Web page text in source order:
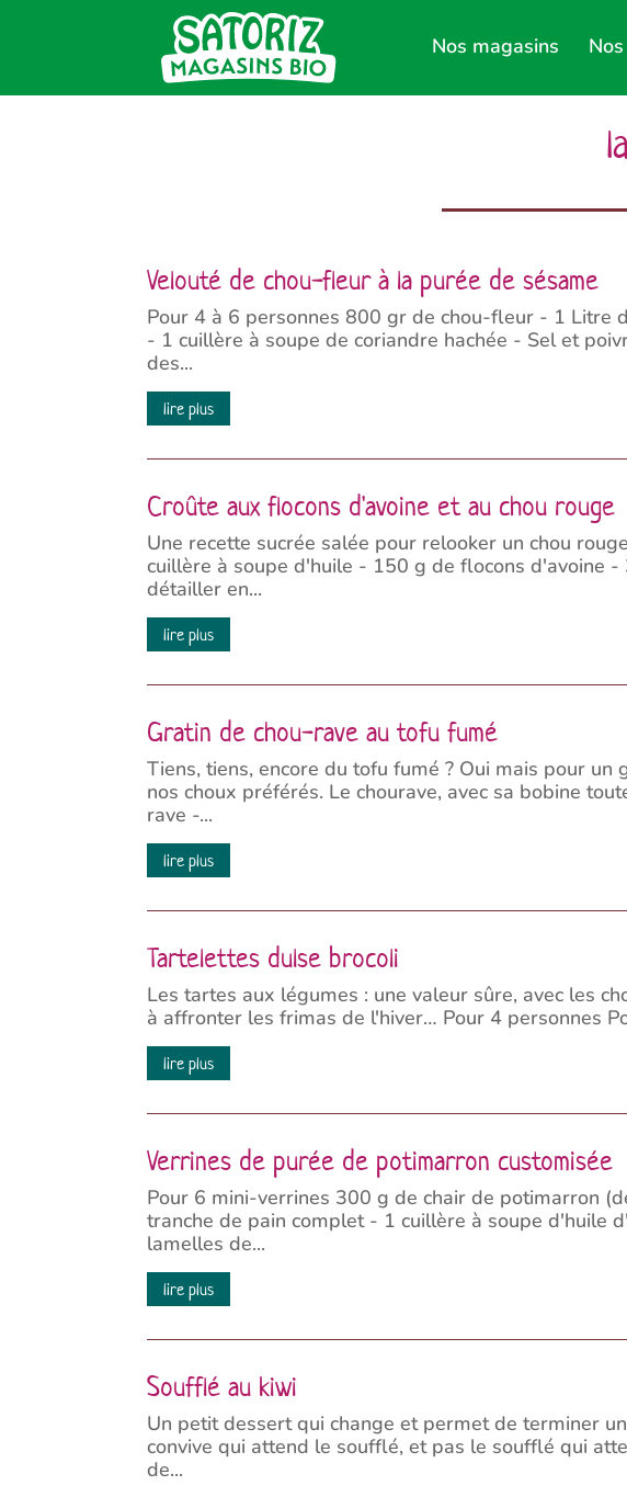
Nos magasins
Velouté de chou-fleur à la purée de sésame
Pour 4 à 6 personnes 800 gr de chou-fleur - 1 Litre
- 1 cuillère à soupe de coriandre hachée - Sel et
des...
lire plus
Croûte aux flocons d'avoine et au chou rouge
Une recette sucrée salée pour relooker un chou
cuillère à soupe d'huile - 150 g de flocons d'avoine
détailler en...
lire plus
Gratin de chou-rave au tofu fumé
Tiens, tiens, encore du tofu fumé ? Oui mais pour
nos choux préférés. Le chourave, avec sa bobine
rave -...
lire plus
Tartelettes dulse brocoli
Les tartes aux légumes : une valeur sûre, avec les
à affronter les frimas de l'hiver… Pour 4 personnes
lire plus
Verrines de purée de potimarron customisée
Pour 6 mini-verrines 300 g de chair de potimarron
tranche de pain complet - 1 cuillère à soupe d'huile
lamelles de...
lire plus
Soufflé au kiwi
Un petit dessert qui change et permet de terminer
convive qui attend le soufflé, et pas le soufflé qui
de...